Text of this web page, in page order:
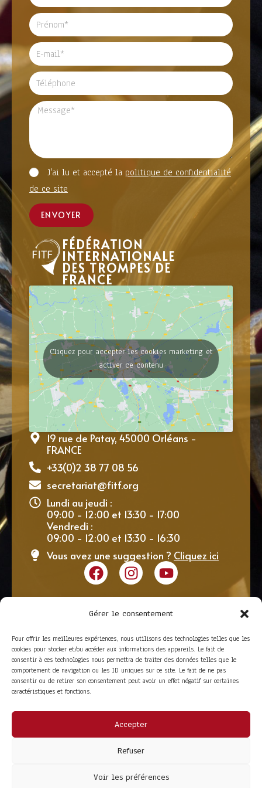
Gérer le consentement
Pour offrir les meilleures expériences, nous utilisons des technologies telles que les
cookies pour stocker et/ou accéder aux informations des appareils. Le fait de
consentir à ces technologies nous permettra de traiter des données telles que le
comportement de navigation ou les ID uniques sur ce site. Le fait de ne pas
consentir ou de retirer son consentement peut avoir un effet négatif sur certaines
caractéristiques et fonctions.
Accepter
Refuser
Voir les préférences
J'ai lu et accepté la politique de confidentialité
de ce site
ENVOYER
FÉDÉRATION
INTERNATIONALE
DES TROMPES DE
FRANCE
Cliquez pour accepter les cookies marketing et
activer ce contenu
19 rue de Patay, 45000 Orléans -
FRANCE
+33(0)2 38 77 08 56
secretariat@fitf.org
Lundi au jeudi :
09:00 - 12:00 et 13:30 - 17:00
Vendredi :
09:00 - 12:00 et 13:30 - 16:30
Vous avez une suggestion ? Cliquez ici
Adhérer